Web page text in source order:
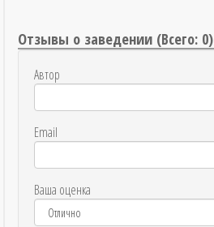
Отзывы о заведении (Всего: 0)
Автор
Email
Ваша оценка